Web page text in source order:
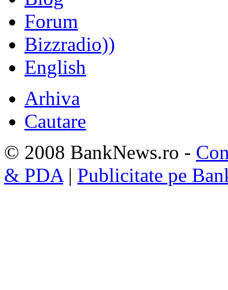
Forum
Bizzradio))
English
Arhiva
Cautare
© 2008 BankNews.ro -
& PDA| Publicitate pe